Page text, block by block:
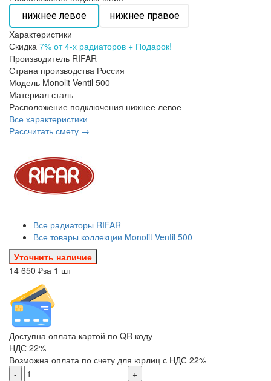
нижнее левое нижнее правое
Характеристики
Скидка 7% от 4-х радиаторов + Подарок!
Производитель RIFAR
Страна производства Россия
Модель Monolit Ventil 500
Материал сталь
Расположение подключения нижнее левое
Все характеристики
Рассчитать смету →
Все радиаторы RIFAR
Все товары коллекции Monolit Ventil 500
Уточнить наличие
14 650 ₽за 1 шт
Доступна оплата картой по QR коду
НДС 22%
Возможна оплата по счету для юрлиц с НДС 22%
-
+